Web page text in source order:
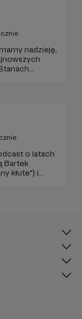
nadzieję,
o latach
Bartek
kłute") i